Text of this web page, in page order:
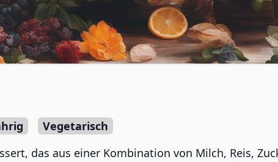
Vegetarisch
das aus einer Kombination von Milch, Reis,